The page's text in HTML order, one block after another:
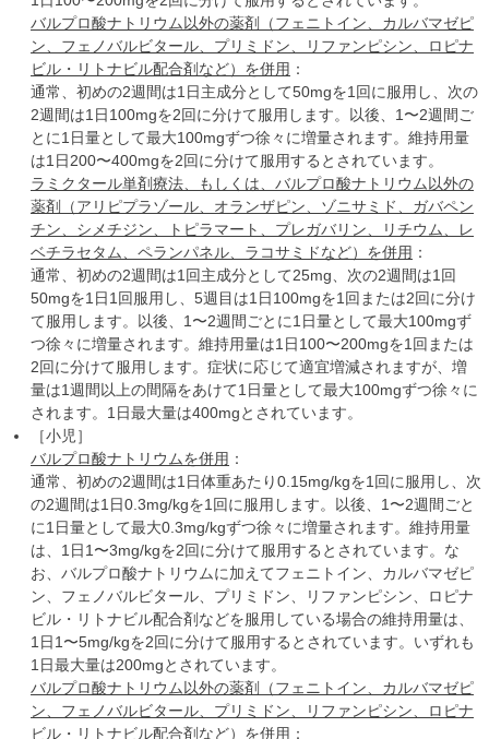
バルプロ酸ナトリウム以外の薬剤（フェニトイン、カルバマゼピ
ン、フェノバルビタール、プリミドン、リファンピシン、ロピナ
ビル・リトナビル配合剤など）を併用 ：
通常、初めの2週間は1日主成分として50mgを1回に服用し、次の
2週間は1日100mgを2回に分けて服用します。以後、1〜2週間ご
とに1日量として最大100mgずつ徐々に増量されます。維持用量
は1日200〜400mgを2回に分けて服用するとされています。
ラミクタール単剤療法、もしくは、バルプロ酸ナトリウム以外の
薬剤（アリピプラゾール、オランザピン、ゾニサミド、ガバペン
チン、シメチジン、トピラマート、プレガバリン、リチウム、レ
ベチラセタム、ペランパネル、ラコサミドなど）を併用 ：
通常、初めの2週間は1回主成分として25mg、次の2週間は1回
50mgを1日1回服用し、5週目は1日100mgを1回または2回に分け
て服用します。以後、1〜2週間ごとに1日量として最大100mgず
つ徐々に増量されます。維持用量は1日100〜200mgを1回または
2回に分けて服用します。症状に応じて適宜増減されますが、増
量は1週間以上の間隔をあけて1日量として最大100mgずつ徐々に
されます。1日最大量は400mgとされています。
［小児］
バルプロ酸ナトリウムを併用 ：
通常、初めの2週間は1日体重あたり0.15mg/kgを1回に服用し、次
の2週間は1日0.3mg/kgを1回に服用します。以後、1〜2週間ごと
に1日量として最大0.3mg/kgずつ徐々に増量されます。維持用量
は、1日1〜3mg/kgを2回に分けて服用するとされています。な
お、バルプロ酸ナトリウムに加えてフェニトイン、カルバマゼピ
ン、フェノバルビタール、プリミドン、リファンピシン、ロピナ
ビル・リトナビル配合剤などを服用している場合の維持用量は、
1日1〜5mg/kgを2回に分けて服用するとされています。いずれも
1日最大量は200mgとされています。
バルプロ酸ナトリウム以外の薬剤（フェニトイン、カルバマゼピ
ン、フェノバルビタール、プリミドン、リファンピシン、ロピナ
ビル・リトナビル配合剤など）を併用 ：